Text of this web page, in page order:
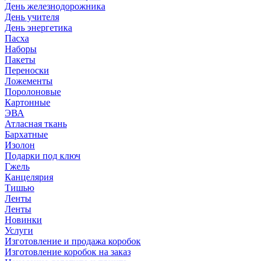
День железнодорожника
День учителя
День энергетика
Пасха
Наборы
Пакеты
Переноски
Ложементы
Поролоновые
Картонные
ЭВА
Атласная ткань
Бархатные
Изолон
Подарки под ключ
Гжель
Канцелярия
Тишью
Ленты
Ленты
Новинки
Услуги
Изготовление и продажа коробок
Изготовление коробок на заказ